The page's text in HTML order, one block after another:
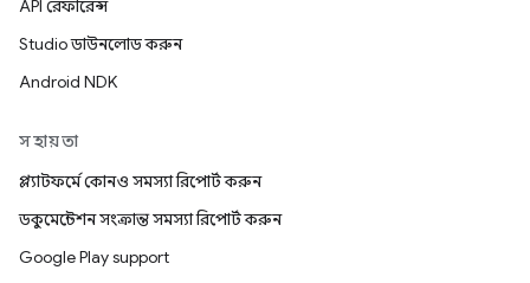
API রেফারেন্স
Studio ডাউনলোড করুন
Android NDK
সহায়তা
প্ল্যাটফর্মে কোনও সমস্যা রিপোর্ট করুন
ডকুমেন্টেশন সংক্রান্ত সমস্যা রিপোর্ট করুন
Google Play support